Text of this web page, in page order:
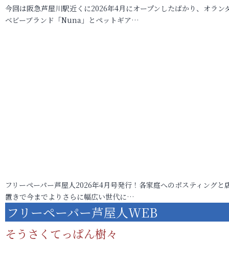
今回は阪急芦屋川駅近くに2026年4月にオープンしたばかり、オラン
ベビーブランド「Nuna」とペットギア…
フリーペーパー芦屋人2026年4月号発行！各家庭へのポスティングと
置きで今までよりさらに幅広い世代に…
フリーペーパー芦屋人WEB
そうさくてっぱん樹々